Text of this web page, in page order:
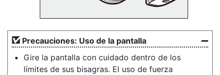
Precauciones: Uso de la pantalla
Gire la pantalla con cuidado dentro de los
límites de sus bisagras. El uso de fuerza